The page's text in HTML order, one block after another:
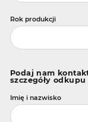
Rok produkcji
Podaj nam
szczegóły odkupu
Imię i nazwisko